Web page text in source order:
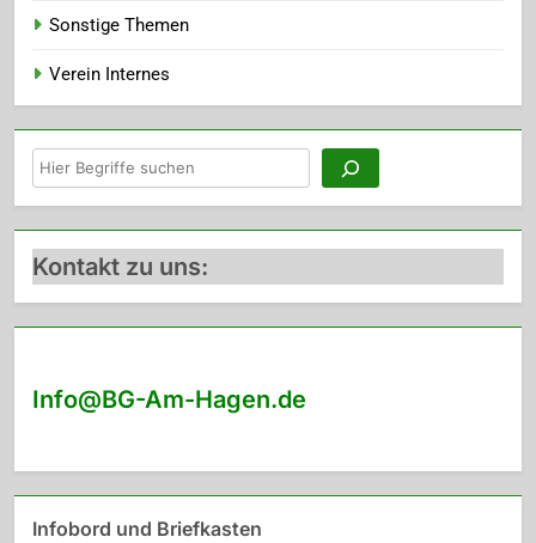
Sonstige Themen
Verein Internes
Suchen
Kontakt zu uns:
Info@BG-Am-Hagen.de
Infobord und Briefkasten